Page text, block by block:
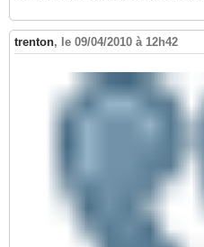
trenton, le 09/04/2010 à 12h42